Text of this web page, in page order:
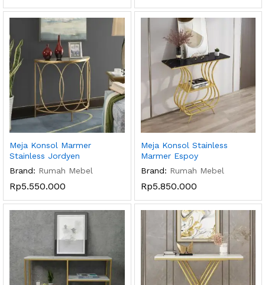
Meja Konsol Marmer
Stainless Jordyen
Brand: Rumah Mebel
Rp5.550.000
Meja Konsol Stainless
Marmer Espoy
Brand: Rumah Mebel
Rp5.850.000